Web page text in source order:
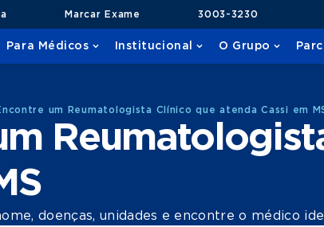
Marcar Exame 3003-3230
Para Médicos Institucional O Grupo
um Reumatologista Clínico que atenda Cassi em
doenças, unidades e encontre o médico